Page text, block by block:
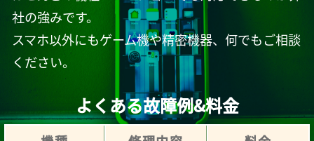
社の強みです。
スマホ以外にもゲーム機や精密機器、何でもご相談
ください。
よくある故障例&料金